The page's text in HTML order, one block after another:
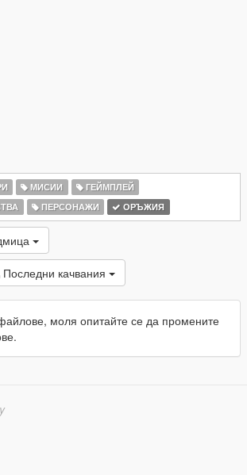
МИСИИ
ГЕЙМПЛЕЙ
ПЕРСОНАЖИ ОРЪЖИЯ
Последни качвания
моля опитайте се да промените